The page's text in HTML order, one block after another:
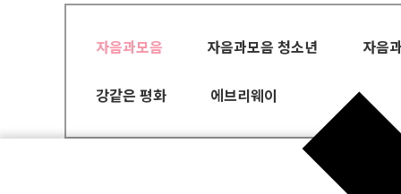
자음과모음 자음과모음 청소년 자음
강같은 평화 에브리웨이